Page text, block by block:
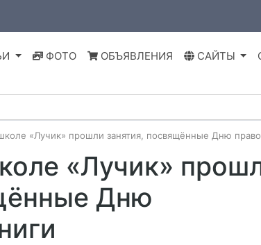
ФОТО ОБЪЯВЛЕНИЯ САЙТЫ
«Лучик» прошли занятия, посвящённые Дню
«Лучик»
Дню